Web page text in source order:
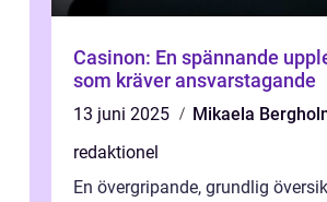
Casinon: En spännande
som kräver ansvarstagande
13 juni 2025
Mikaela
redaktionel
En övergripande, grundlig